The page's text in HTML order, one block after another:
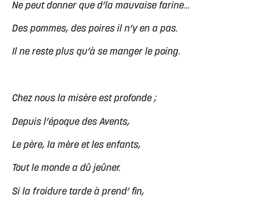
Ne peut donner que d’la mauvaise farine…
Des pommes, des poires il n’y en a pas.
Il ne reste plus qu’à se manger le poing.
Chez nous la misère est profonde ;
Depuis l’époque des Avents,
Le père, la mère et les enfants,
Tout le monde a dû jeûner.
Si la froidure tarde à prend’ fin,